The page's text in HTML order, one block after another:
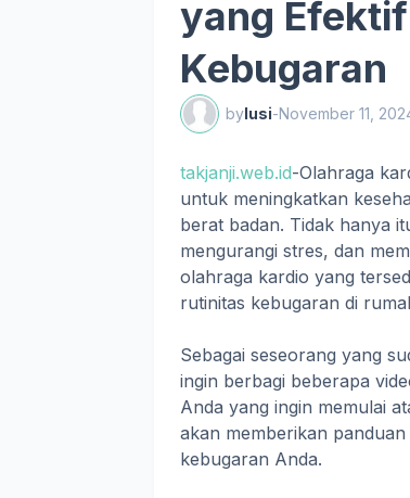
yang
Kebugaran
bylusi-November 11,
takjanji.web.id-Olahraga
untuk meningkatkan
berat badan. Tidak hanya
mengurangi stres, dan
olahraga kardio yang
rutinitas kebugaran di
Sebagai seseorang yang
ingin berbagi beberapa
Anda yang ingin memulai
akan memberikan
kebugaran Anda.